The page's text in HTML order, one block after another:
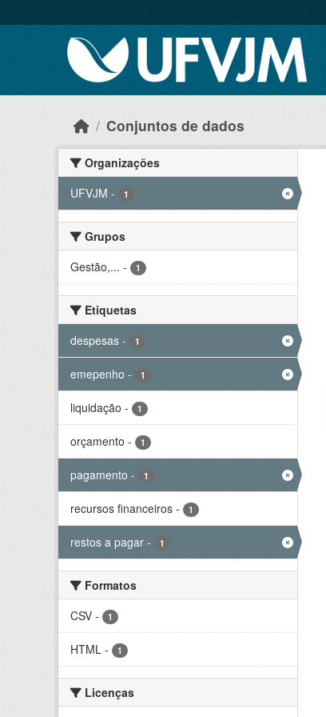
Conjuntos de dados
Organizações
UFVJM - 1
Grupos
Gestão,... - 1
Etiquetas
despesas - 1
emepenho - 1
liquidação - 1
orçamento - 1
pagamento - 1
recursos financeiros - 1
restos a pagar - 1
Formatos
CSV - 1
HTML - 1
Licenças